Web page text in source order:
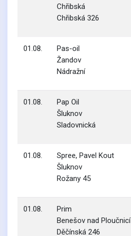
Chřibská
Chřibská 326
01.08.
Pas-oil
Žandov
Nádražní
01.08.
Pap Oil
Šluknov
Sladovnická
01.08.
Spree, Pavel Kout
Šluknov
Rožany 45
01.08.
Prim
Benešov nad Ploučnicí
Děčínská 246